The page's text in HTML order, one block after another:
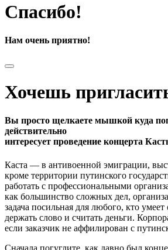
Спасибо!
Нам очень приятно!
Хочешь
Вы просто щелкаете мышкой куда
действительно
интересует проведение концерта
Каста — в антивоенной эмиграции,
кроме территории путинского
работать с профессиональными
как большинство сложных дел,
задача посильная для любого, кто
держать слово и считать деньги.
если заказчик не аффилирован с
Сначала погуглите, как давно был